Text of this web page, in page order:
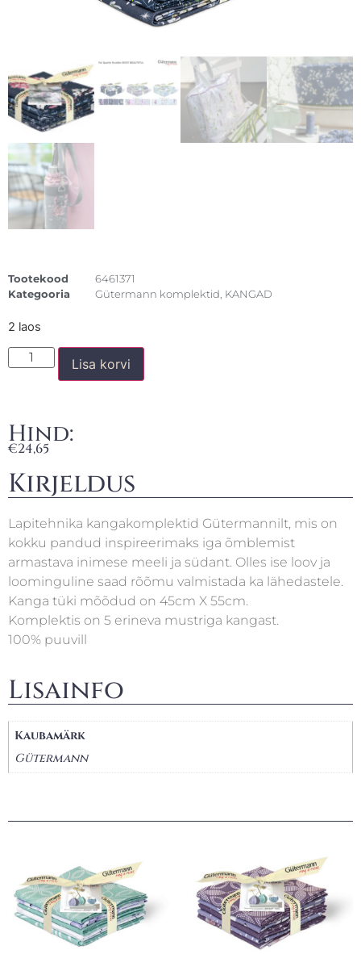
Tootekood
6461371
Kategooria
Gütermann komplektid KANGAD
2 laos
Lisa korvi
Hind:
€24,65
Kirjeldus
Lapitehnika kangakomplektid Gütermannilt, mis on
kokku pandud inspireerimaks iga õmblemist
armastava inimese meeli ja südant. Olles ise loov ja
loominguline saad rõõmu valmistada ka lähedastele.
Kanga tüki mõõdud on 45cm X 55cm.
Komplektis on 5 erineva mustriga kangast.
100% puuvill
Lisainfo
Kaubamärk
Gütermann